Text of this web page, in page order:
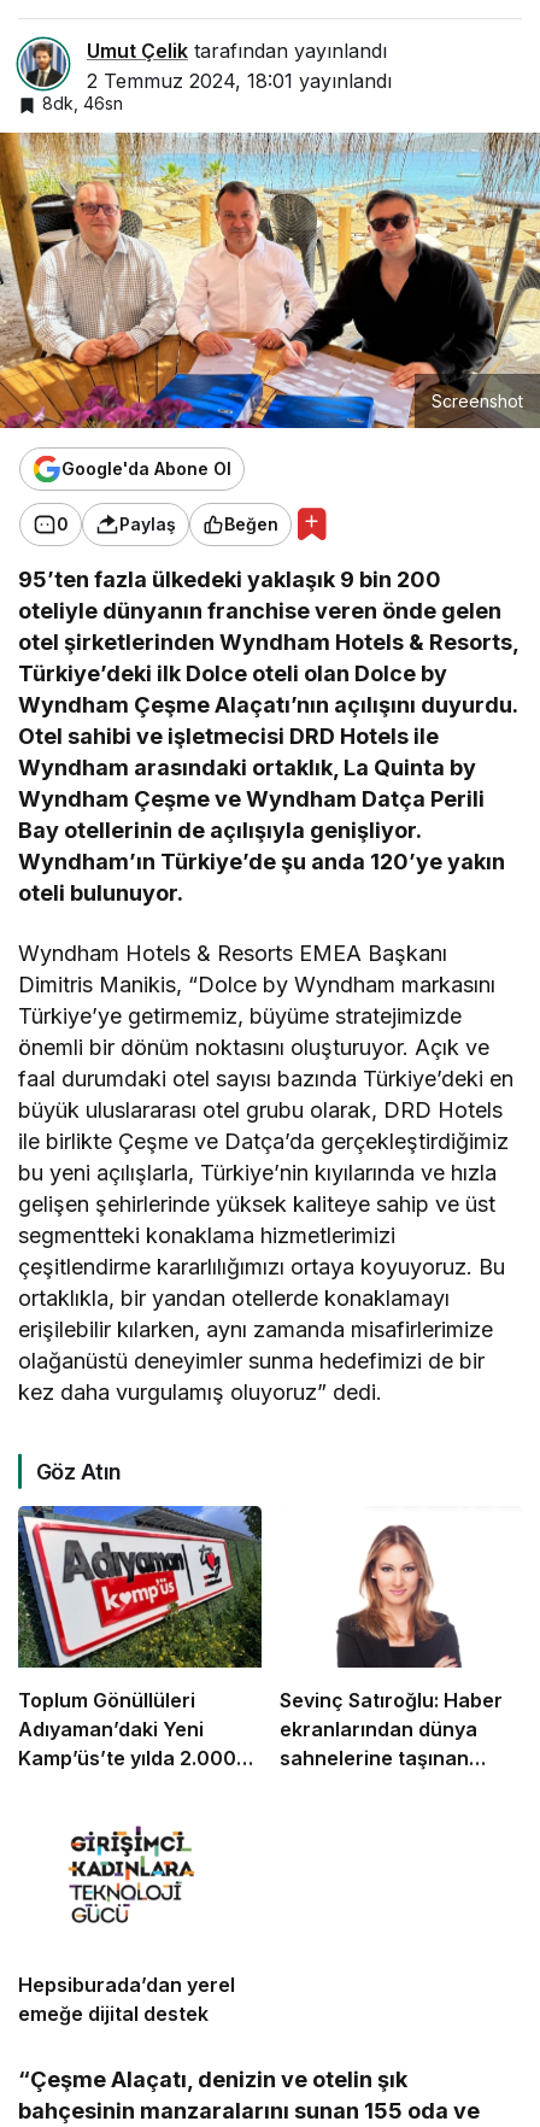
Umut Çelik tarafından yayınlandı
2 Temmuz 2024, 18:01 yayınlandı
8dk, 46sn
Screenshot
Google'da Abone Ol
0 Paylaş Beğen
95’ten fazla ülkedeki yaklaşık 9 bin 200
oteliyle dünyanın franchise veren önde gelen
otel şirketlerinden Wyndham Hotels & Resorts,
Türkiye’deki ilk Dolce oteli olan Dolce by
Wyndham Çeşme Alaçatı’nın açılışını duyurdu.
Otel sahibi ve işletmecisi DRD Hotels ile
Wyndham arasındaki ortaklık, La Quinta by
Wyndham Çeşme ve Wyndham Datça Perili
Bay otellerinin de açılışıyla genişliyor.
Wyndham’ın Türkiye’de şu anda 120’ye yakın
oteli bulunuyor.
Wyndham Hotels & Resorts EMEA Başkanı
Dimitris Manikis, “Dolce by Wyndham markasını
Türkiye’ye getirmemiz, büyüme stratejimizde
önemli bir dönüm noktasını oluşturuyor. Açık ve
faal durumdaki otel sayısı bazında Türkiye’deki en
büyük uluslararası otel grubu olarak, DRD Hotels
ile birlikte Çeşme ve Datça’da gerçekleştirdiğimiz
bu yeni açılışlarla, Türkiye’nin kıyılarında ve hızla
gelişen şehirlerinde yüksek kaliteye sahip ve üst
segmentteki konaklama hizmetlerimizi
çeşitlendirme kararlılığımızı ortaya koyuyoruz. Bu
ortaklıkla, bir yandan otellerde konaklamayı
erişilebilir kılarken, aynı zamanda misafirlerimize
olağanüstü deneyimler sunma hedefimizi de bir
kez daha vurgulamış oluyoruz” dedi.
Göz Atın
Toplum Gönüllüleri
Adıyaman’daki Yeni
Kamp’üs’te yılda 2.000
Sevinç Satıroğlu: Haber
ekranlarından dünya
sahnelerine taşınan
Hepsiburada’dan yerel
emeğe dijital destek
“Çeşme Alaçatı, denizin ve otelin şık
bahçesinin manzaralarını sunan 155 oda ve